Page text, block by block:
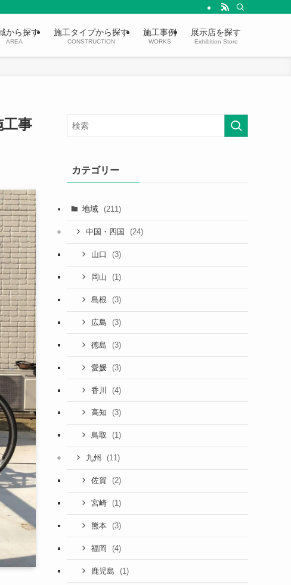
から探す
AREA
施工タイプから探す
CONSTRUCTION
施工事例
WORKS
展示店を探す
Exhibition Store
工事
カテゴリー
地域 (211)
中国・四国 (24)
山口 (3)
岡山 (1)
島根 (3)
広島 (3)
徳島 (3)
愛媛 (3)
香川 (4)
高知 (3)
鳥取 (1)
九州 (11)
佐賀 (2)
宮崎 (1)
熊本 (3)
福岡 (4)
鹿児島 (1)